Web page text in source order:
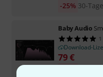
30-
-25%
Baby Audio
1
Download-
79€